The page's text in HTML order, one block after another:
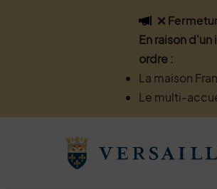
Flash info
❌
En raison
ordre :
La maison
Le multi-
Retour